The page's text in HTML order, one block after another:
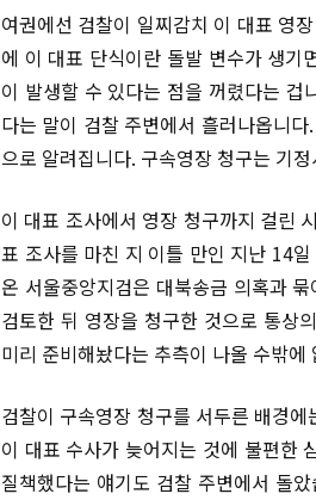
여권에선 검찰이 일찌감치 이 대표 영
에 이 대표 단식이란 돌발 변수가 생기
이 발생할 수 있다는 점을 꺼렸다는
다는 말이 검찰 주변에서 흘러나옵니
으로 알려집니다. 구속영장 청구는 기
이 대표 조사에서 영장 청구까지 걸린
표 조사를 마친 지 이틀 만인 지난 14
온 서울중앙지검은 대북송금 의혹과
검토한 뒤 영장을 청구한 것으로 통상
미리 준비해놨다는 추측이 나올 수밖에
검찰이 구속영장 청구를 서두른 배경
이 대표 수사가 늦어지는 것에 불편한
질책했다는 얘기도 검찰 주변에서 돌